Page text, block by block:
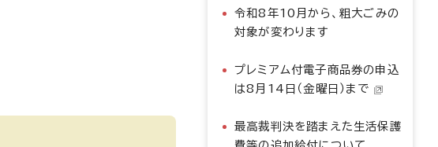
令和8年10月から、粗大ごみの
対象が変わります
プレミアム付電子商品券の申込
は8月14日（金曜日）まで
最高裁判決を踏まえた生活保護